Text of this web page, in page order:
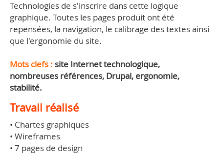
Technologies de s'inscrire dans cette logique
graphique. Toutes les pages produit ont été
repensées, la navigation, le calibrage des textes ainsi
que l'ergonomie du site.
Mots clefs : site Internet technologique,
nombreuses références, Drupal, ergonomie,
stabilité.
Travail réalisé
• Chartes graphiques
• Wireframes
• 7 pages de design